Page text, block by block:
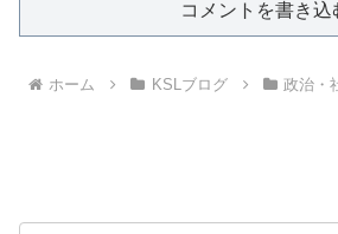
コメントを書き込
ホーム KSLブログ 政治・